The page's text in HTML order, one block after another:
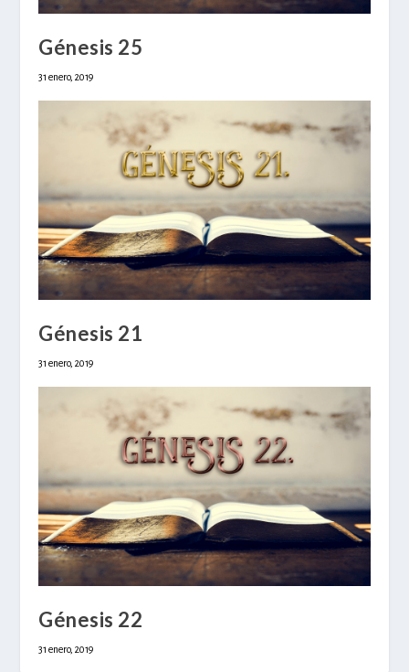
Génesis 25
31 enero, 2019
Génesis 21
31 enero, 2019
Génesis 22
31 enero, 2019